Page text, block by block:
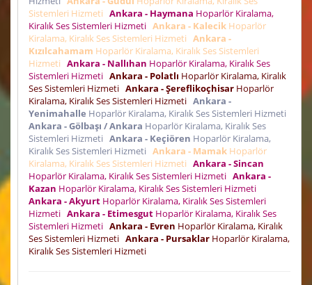
Sistemleri Hizmeti Ankara - Haymana Hoparlör Kiralama,
Kiralık Ses Sistemleri Hizmeti Ankara - Kalecik Hoparlör
Kiralama, Kiralık Ses Sistemleri Hizmeti Ankara -
Kızılcahamam Hoparlör Kiralama, Kiralık Ses Sistemleri
Hizmeti Ankara - Nallıhan Hoparlör Kiralama, Kiralık Ses
Sistemleri Hizmeti Ankara - Polatlı Hoparlör Kiralama, Kiralık
Ses Sistemleri Hizmeti Ankara - Şereflikoçhisar Hoparlör
Kiralama, Kiralık Ses Sistemleri Hizmeti Ankara -
Yenimahalle Hoparlör Kiralama, Kiralık Ses Sistemleri Hizmeti
Ankara - Gölbaşı / Ankara Hoparlör Kiralama, Kiralık Ses
Sistemleri Hizmeti Ankara - Keçiören Hoparlör Kiralama,
Kiralık Ses Sistemleri Hizmeti Ankara - Mamak Hoparlör
Kiralama, Kiralık Ses Sistemleri Hizmeti Ankara - Sincan
Hoparlör Kiralama, Kiralık Ses Sistemleri Hizmeti Ankara -
Kazan Hoparlör Kiralama, Kiralık Ses Sistemleri Hizmeti
Ankara - Akyurt Hoparlör Kiralama, Kiralık Ses Sistemleri
Hizmeti Ankara - Etimesgut Hoparlör Kiralama, Kiralık Ses
Sistemleri Hizmeti Ankara - Evren Hoparlör Kiralama, Kiralık
Ses Sistemleri Hizmeti Ankara - Pursaklar Hoparlör Kiralama,
Kiralık Ses Sistemleri Hizmeti